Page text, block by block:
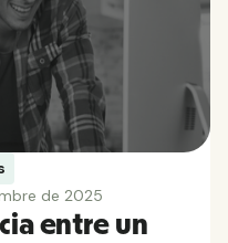
de 2025
entre un